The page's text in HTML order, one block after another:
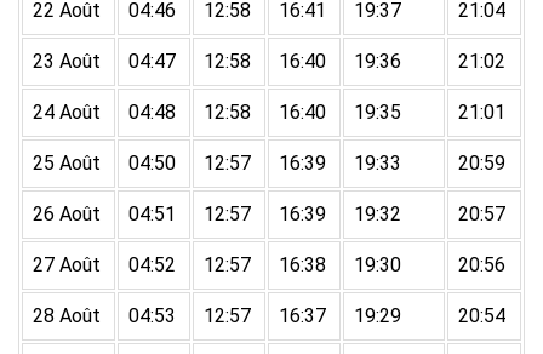
22 Août 04:46 12:58 16:41 19:37 21:04
23 Août 04:47 12:58 16:40 19:36 21:02
24 Août 04:48 12:58 16:40 19:35 21:01
25 Août 04:50 12:57 16:39 19:33 20:59
26 Août 04:51 12:57 16:39 19:32 20:57
27 Août 04:52 12:57 16:38 19:30 20:56
28 Août 04:53 12:57 16:37 19:29 20:54